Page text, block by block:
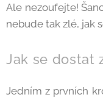
Ale nezoufejte!
nebude tak zlé, jak
Jak se dostat
Jedním z prvních